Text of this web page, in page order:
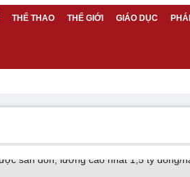
THỂ THAO THẾ GIỚI GIÁO DỤC